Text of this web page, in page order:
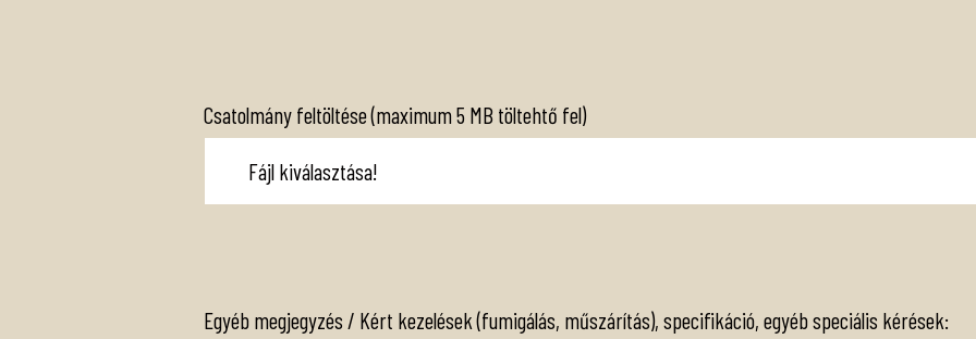
Csatolmány feltöltése (maximum 5 MB töltehtő fel)
Egyéb megjegyzés / Kért kezelések (fumigálás, műszárítás), specifikáció, egyéb speciális kérések: